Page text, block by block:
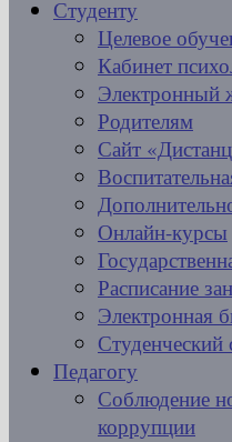
Студенту
Целевое
Кабинет
Электронный
Родителям
Сайт
Онлайн-курсы
Расписание
Электронная
Педагогу
Соблюдение
коррупции